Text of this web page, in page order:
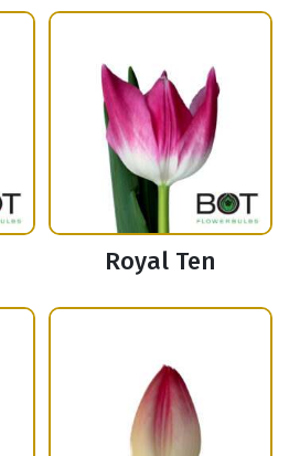
Royal Ten